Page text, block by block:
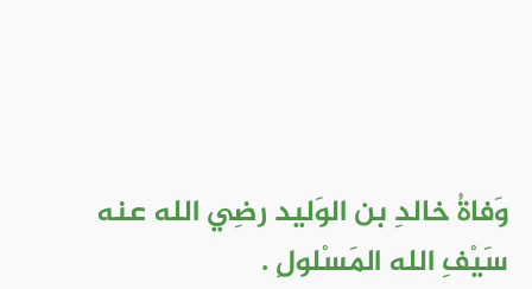
وَفاةُ خالدِ بن الوَليد رضِي الله عنه
سَيْفِ الله المَسْلولِ .